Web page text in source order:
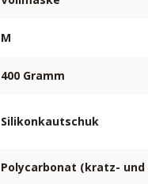
M
400 Gramm
Silikonkautschuk
Polycarbonat (kratz-